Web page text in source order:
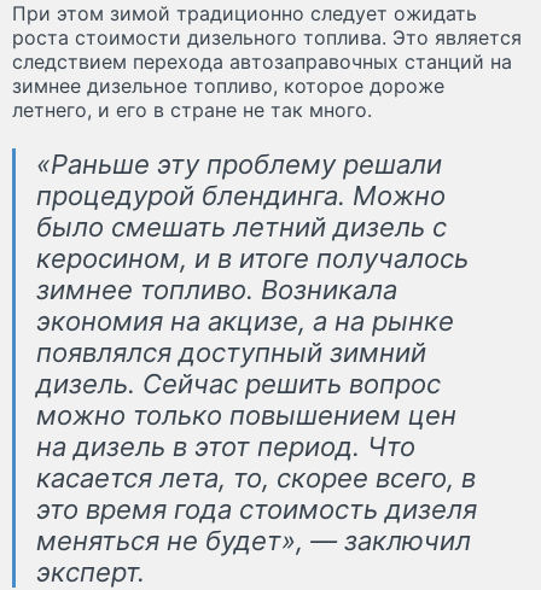
При этом зимой традиционно следует ожидать
роста стоимости дизельного топлива. Это является
следствием перехода автозаправочных станций на
зимнее дизельное топливо, которое дороже
летнего, и его в стране не так много.
«Раньше эту проблему решали
процедурой блендинга. Можно
было смешать летний дизель с
керосином, и в итоге получалось
зимнее топливо. Возникала
экономия на акцизе, а на рынке
появлялся доступный зимний
дизель. Сейчас решить вопрос
можно только повышением цен
на дизель в этот период. Что
касается лета, то, скорее всего, в
это время года стоимость дизеля
меняться не будет», — заключил
эксперт.